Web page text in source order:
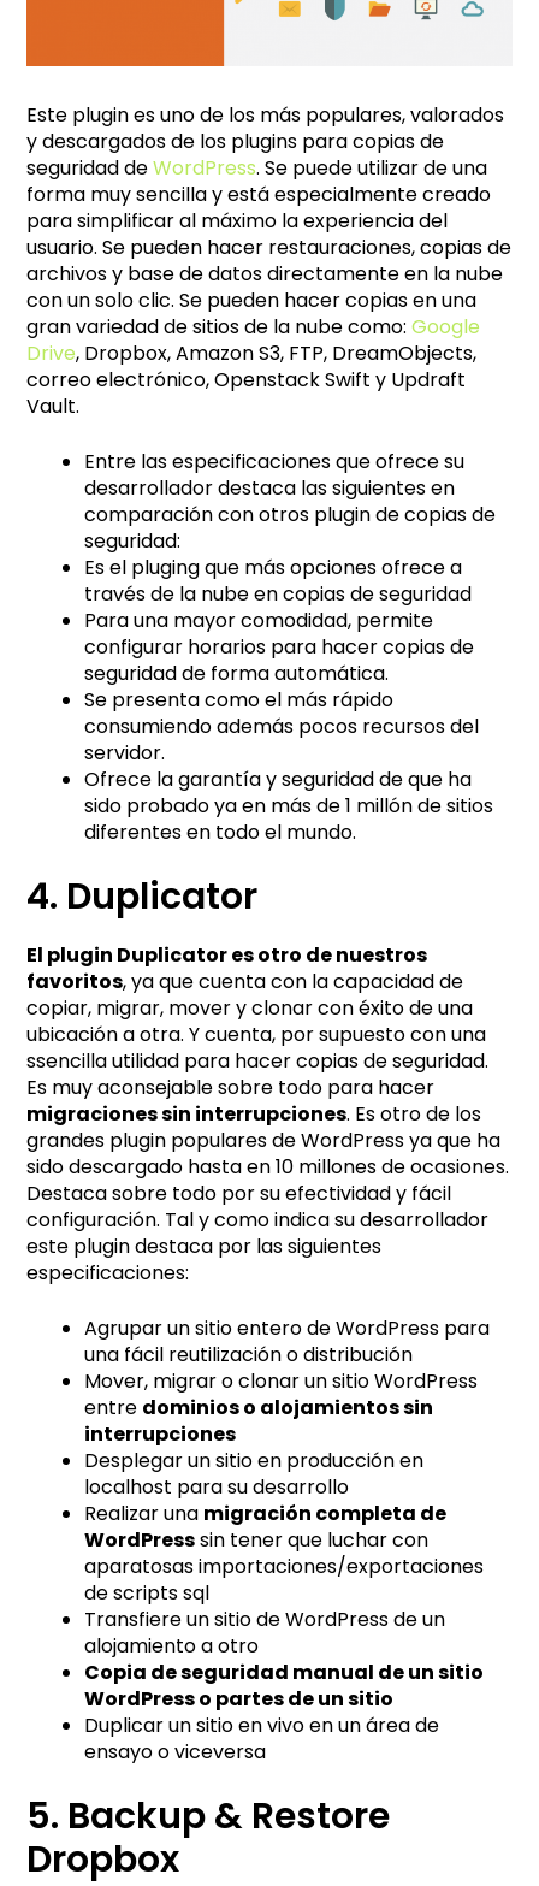
Este plugin es uno de los más populares, valorados
y descargados de los plugins para copias de
seguridad deWordPress. Se puede utilizar de una
forma muy sencilla y está especialmente creado
para simplificar al máximo la experiencia del
usuario. Se pueden hacer restauraciones, copias de
archivos y base de datos directamente en la nube
con un solo clic. Se pueden hacer copias en una
gran variedad de sitios de la nube como:Google
Drive, Dropbox, Amazon S3, FTP, DreamObjects,
correo electrónico, Openstack Swift y Updraft
Vault.
Entre las especificaciones que ofrece su
desarrollador destaca las siguientes en
comparación con otros plugin de copias de
seguridad:
Es el pluging que más opciones ofrece a
través de la nube en copias de seguridad
Para una mayor comodidad, permite
configurar horarios para hacer copias de
seguridad de forma automática.
Se presenta como el más rápido
consumiendo además pocos recursos del
servidor.
Ofrece la garantía y seguridad de que ha
sido probado ya en más de 1 millón de sitios
diferentes en todo el mundo.
4. Duplicator
El plugin Duplicator es otro de nuestros
favoritos, ya que cuenta con la capacidad de
copiar, migrar, mover y clonar con éxito de una
ubicación a otra. Y cuenta, por supuesto con una
ssencilla utilidad para hacer copias de seguridad.
Es muy aconsejable sobre todo para hacer
migraciones sin interrupciones. Es otro de los
grandes plugin populares de WordPress ya que ha
sido descargado hasta en 10 millones de ocasiones.
Destaca sobre todo por su efectividad y fácil
configuración. Tal y como indica su desarrollador
este plugin destaca por las siguientes
especificaciones:
Agrupar un sitio entero de WordPress para
una fácil reutilización o distribución
Mover, migrar o clonar un sitio WordPress
entre dominios o alojamientos sin
interrupciones
Desplegar un sitio en producción en
localhost para su desarrollo
Realizar una migración completa de
WordPresssin tener que luchar con
aparatosas importaciones/exportaciones
de scripts sql
Transfiere un sitio de WordPress de un
alojamiento a otro
Copia de seguridad manual de un sitio
WordPress o partes de un sitio
Duplicar un sitio en vivo en un área de
ensayo o viceversa
5. Backup & Restore
Dropbox